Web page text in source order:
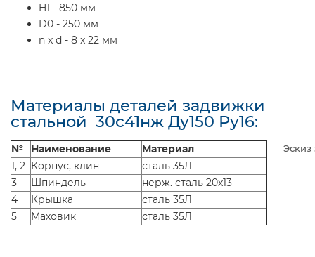
H1 - 850 мм
D0 - 250 мм
n x d - 8 x 22 мм
Материалы деталей задвижки
стальной 30с41нж Ду150 Ру16:
№ Наименование
Материал
1, 2 Корпус, клин
сталь 35Л
3
Шпиндель
нерж. сталь 20x13
4
Крышка
сталь 35Л
5
Маховик сталь 35Л
Эскиз